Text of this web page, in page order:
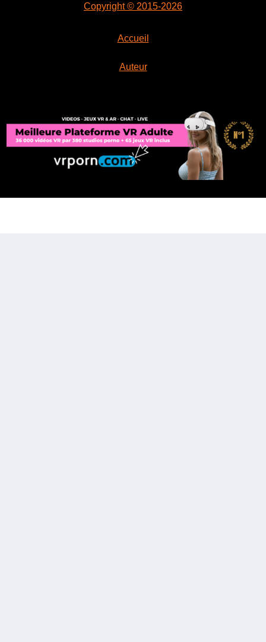
Copyright © 2015-2026
Accueil
Auteur